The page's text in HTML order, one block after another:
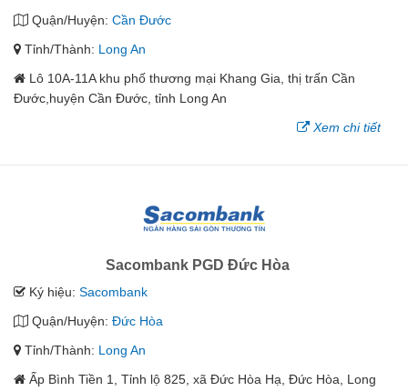
Quận/Huyện: Cần Đước
Tỉnh/Thành: Long An
Lô 10A-11A khu phố thương mại Khang Gia, thị trấn Cần
Đước,huyện Cần Đước, tỉnh Long An
Xem chi tiết
Sacombank PGD Đức Hòa
Ký hiệu: Sacombank
Quận/Huyện: Đức Hòa
Tỉnh/Thành: Long An
Ấp Bình Tiền 1, Tỉnh lộ 825, xã Đức Hòa Hạ, Đức Hòa, Long